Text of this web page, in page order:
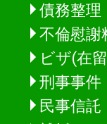
債務整理
不倫慰謝
ビザ(在
刑事事件
民事信託